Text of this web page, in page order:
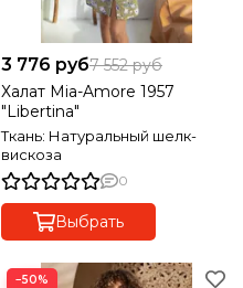
3 776 руб7 552 руб
Халат Mia-Amore 1957
"Libertina"
Ткань: Натуральный шелк-
вискоза
0
Выбрать
−50%